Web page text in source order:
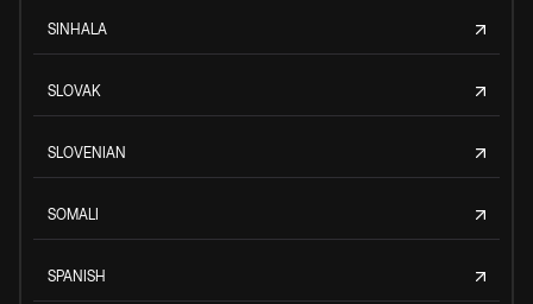
SINHALA
SLOVAK
SLOVENIAN
SOMALI
SPANISH